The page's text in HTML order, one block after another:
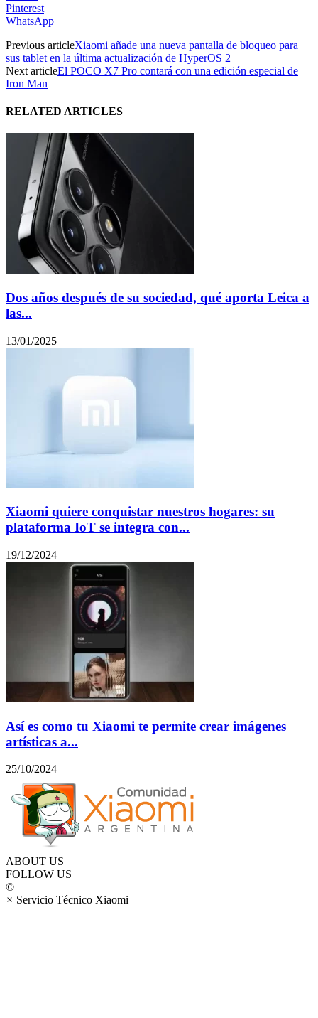
Pinterest
WhatsApp
Previous articleXiaomi añade una nueva pantalla de bloqueo para
sus tablet en la última actualización de HyperOS 2
Next articleEl POCO X7 Pro contará con una edición especial de
Iron Man
RELATED ARTICLES
Dos años después de su sociedad, qué aporta Leica a
las...
13/01/2025
Xiaomi quiere conquistar nuestros hogares: su
plataforma IoT se integra con...
19/12/2024
Así es como tu Xiaomi te permite crear imágenes
artísticas a...
25/10/2024
ABOUT US
FOLLOW US
©
× Servicio Técnico Xiaomi